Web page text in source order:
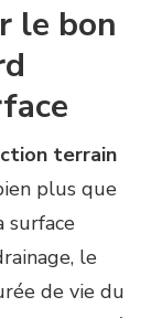
le bon
terrain
plus que
surface
le
de vie du